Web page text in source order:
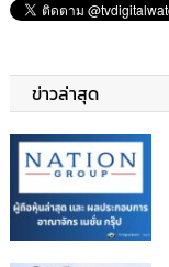
ข่าวล่าสุด